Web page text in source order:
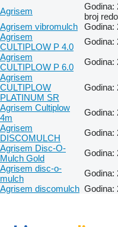
Agrisem
Godina:
broj
Agrisem vibromulch
Godina:
Agrisem
CULTIPLOW P 4.0
Godina:
Agrisem
CULTIPLOW P 6.0
Godina:
Agrisem
CULTIPLOW
PLATINUM SR
Godina:
Agrisem Cultiplow
4m
Godina:
Agrisem
DISCOMULCH
Godina:
Agrisem Disc-O-
Mulch Gold
Godina:
Agrisem disc-o-
mulch
Godina:
Agrisem discomulch Godina: